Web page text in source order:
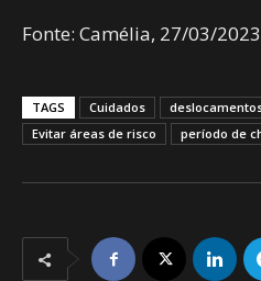
Fonte: Camélia, 27/03/
TAGS Cuidados
Evitar áreas de risco
período de